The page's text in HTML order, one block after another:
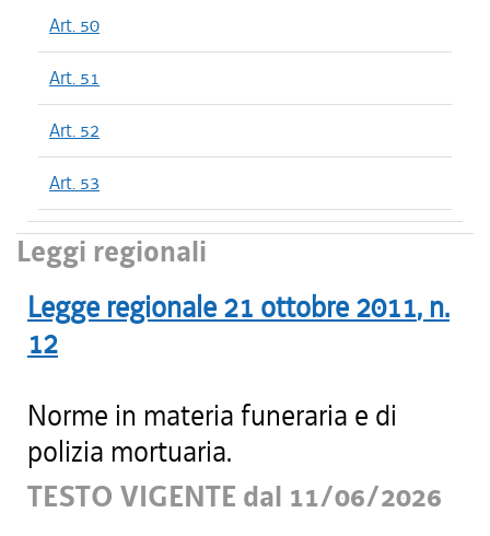
Art. 50
Art. 51
Art. 52
Art. 53
Leggi regionali
Legge regionale 21 ottobre 2011, n.
12
Norme in materia funeraria e di
polizia mortuaria.
TESTO VIGENTE dal 11/06/2026